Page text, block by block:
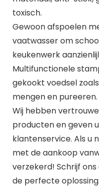
toxisch.
Gewoon afspoelen
vaatwasser om
keukenwerk
Multifunctionele
gekookt voedsel
mengen en pureeren.
Wij hebben
producten en geven
klantenservice. Als u
met de aankoop
verzekerd! Schrijf
de perfecte oplossing.